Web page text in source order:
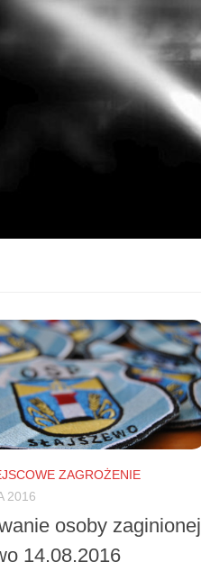
ZAGROŻENIE
2016
osoby zaginionej
14.08.2016